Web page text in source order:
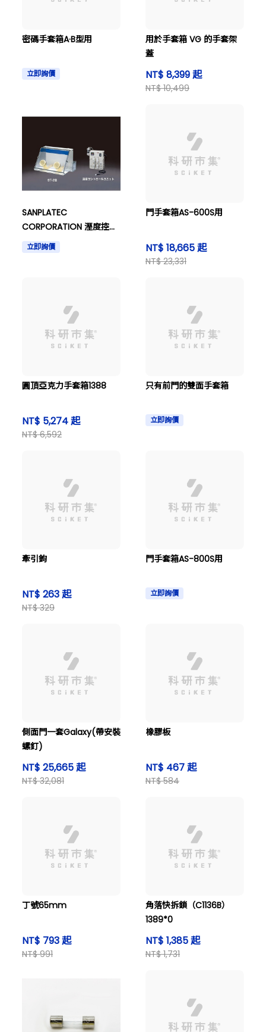
密碼手套箱A·B型用
立即詢價
用於手套箱 VG 的手套架
蓋
NT$ 8,399 起
NT$ 10,499
SANPLATEC
CORPORATION 溼度控制
型手套箱ST2型+溼度控制
單元
立即詢價
門手套箱AS-600S用
NT$ 18,665 起
NT$ 23,331
圓頂亞克力手套箱1388
NT$ 5,274 起
NT$ 6,592
只有前門的雙面手套箱
立即詢價
牽引鉤
NT$ 263 起
NT$ 329
門手套箱AS-800S用
立即詢價
側面門一套Galaxy(帶安裝
螺釘)
NT$ 25,665 起
NT$ 32,081
橡膠板
NT$ 467 起
NT$ 584
丁號65mm
NT$ 793 起
NT$ 991
角落快拆鎖（C1136B）
1389*0
NT$ 1,385 起
NT$ 1,731